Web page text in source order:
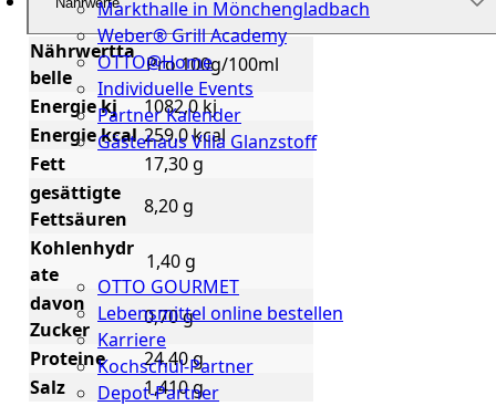
Markthalle in Mönchengladbach
Weber® Grill Academy
OTTO@Home
Individuelle Events
Partner Kalender
Gästehaus Villa Glanzstoff
Gutscheine
Über
uns
OTTO GOURMET
Lebensmittel online bestellen
Karriere
Kochschul-Partner
Depot-Partner
Nährwertta
belle
Pro 100g/100ml
Energie kj
1082,0 kj
Energie kcal 259,0 kcal
Fett
17,30 g
gesättigte
Fettsäuren
8,20 g
Kohlenhydr
ate
1,40 g
davon
Zucker
0,70 g
Proteine
24,40 g
Salz
1,410 g